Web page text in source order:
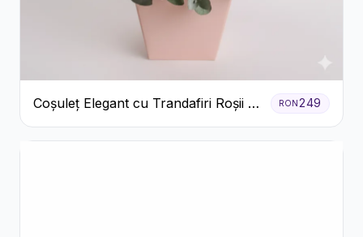
Coșuleț Elegant cu Trandafiri Roșii și
Lisianthus Alb
RON249